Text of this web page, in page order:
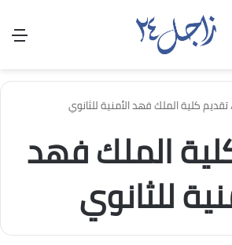
تقديم كلية الملك فهد الأمنية للثانوي
الملك فهد
للثانوي